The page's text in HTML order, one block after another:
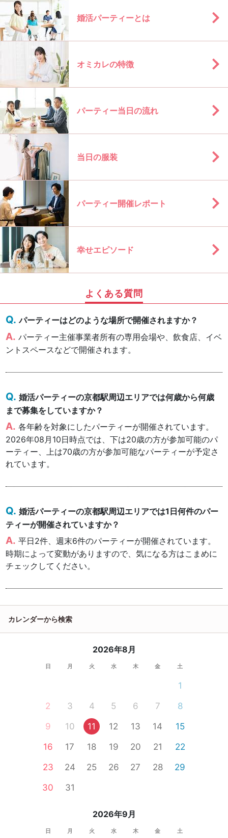
婚活パーティーとは
オミカレの特徴
パーティー当日の流れ
当日の服装
パーティー開催レポート
幸せエピソード
よくある質問
パーティーはどのような場所で開催されますか？
パーティー主催事業者所有の専用会場や、飲食店、イベ
ントスペースなどで開催されます。
婚活パーティーの京都駅周辺エリアでは何歳から何歳
まで募集をしていますか？
各年齢を対象にしたパーティーが開催されています。
2026年08月10日時点では、下は20歳の方が参加可能のパ
ーティー、上は70歳の方が参加可能なパーティーが予定さ
れています。
婚活パーティーの京都駅周辺エリアでは1日何件のパー
ティーが開催されていますか？
平日2件、週末6件のパーティーが開催されています。
時期によって変動がありますので、気になる方はこまめに
チェックしてください。
カレンダーから検索
2026年8月
日 月 火 水 木 金 土
1
2
3 4 5 6 7
8
9
10 11 12 13 14
15
16
17 18 19 20 21
22
23
24 25 26 27 28
29
30
31
2026年9月
日 月 火 水 木 金 土